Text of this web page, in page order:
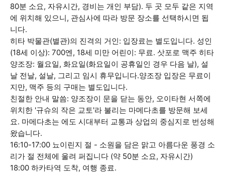
80분 소요, 자유시간, 경비는 개인 부담). 두 곳 모두 같은 지역
에 위치해 있으니, 관심사에 따라 방문 장소를 선택하시면 됩
니다.
히타 박물관(별관)의 진격의 거인: 입장료는 별도입니다. 성인
(18세 이상): 700엔, 18세 미만 어린이: 무료. 삿포로 맥주 히타
양조장: 월요일, 화요일(화요일이 공휴일인 경우 다음 날), 설
날 전날, 설날, 그리고 임시 휴무입니다.양조장 입장은 무료이
지만, 맥주 등의 구매는 별도입니다.
친절한 안내 말씀: 양조장이 문을 닫는 동안, 오이타현 서쪽에
위치한 '규슈의 작은 교토'라 불리는 마메다초를 방문해 보세
요. 마메다초는 에도 시대부터 교통과 상업의 중심지로 번성해
왔습니다.
16:10-17:00 뇨이린지 절 - 소원을 담은 맑고 아름다운 풍경 소
리가 절 전체에 울려 퍼집니다 (약 50분 소요, 자유시간)
18:00 하카타역 도착, 여행 종료.